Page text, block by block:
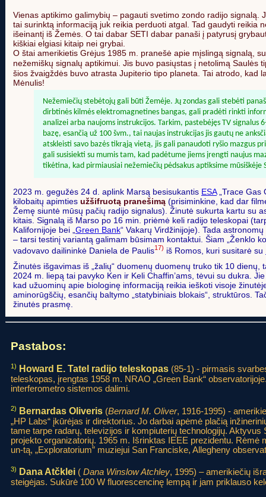
Vienas aptikimo galimybių – pagauti svetimo zondo radijo signalą.
tai surinktą informaciją juk reikia perduoti atgal. Tad gaudyti reikia
išeinantį iš Žemės. O tai dabar SETI dabar panaši į patyrusį
kiškiai elgiasi kitaip nei grybai.
O štai amerikietis Grėjus 1985 m. pranešė apie mįslingą signalą,
nežemiškų signalų aptikimui. Jis buvo pasiųstas į netolimą Saulės
šios žvaigždės buvo atrasta Jupiterio tipo planeta. Tai atrodo, kad
Mėnulis!
Nežemiečių stebėtojų gali būti Žemėje. Jų zondas gali stebėti
dirbtinės kilmės elektromagnetines bangas, gali pradėti rinkti
analizei arba naujoms instrukcijos. Tarkim, pastebėjęs TV signalus
bazę, esančią už 100 švm., tai naujas instrukcijas jis gautų ne
atskleisti savo bazės tikrąją vietą, jis gali panaudoti ryšio mazgus
gali susisiekti su mumis tam, kad padėtume jiems įrengti naujus
tikėtina, kad pirmiausiai nežemiečių pėdsakus aptiksime mūsiškėje
2023 m. gegužės 24 d. aplink Marsą besisukantis ESA„Trace Gas
kilobaitų apimties užšifruotą pranešimą (prisiminkine, kad dar
Žemę siuntė mūsų pačių radijo signalus). Žinutė sukurta kartu su
kitais. Signalą iš Marso po 16 min. priėmė keli radijo teleskopai
Kalifornijoje bei „ Green Bank“ Vakarų Virdžinijoje). Tada
– tarsi testinį variantą galimam būsimam kontaktui. Šiam „Ženklo
vadovavo dailininkė Daniela de Paulis17) iš Romos, kuri susitarė su
Žinutės išgavimas iš „žalių“ duomenų duomenų truko tik 10 dienų,
2024 m. liepą tai pavyko Ken ir Keli Chaffin’ams, tėvui su dukra.
kad užuominų apie biologinę informaciją reikia ieškoti visoje
aminorūgščių, esančių baltymo „statybiniais blokais“, struktūros.
žinutės prasmę.
Pastabos:
1) Howard E. Tatel radijo teleskopas (85-1) - pirmasis
teleskopas, įrengtas 1958 m. NRAO „Green Bank“
interferometro sistemos dalimi.
2) Bernardas Oliveris (Bernard M. Oliver, 1916-1995) -
„HP Labs“ įkūrėjas ir direktorius. Jo darbai apėmė plačią
tame tarpe radarų, televizijos ir kompiuterių technologijų. Aktyvus
projekto organizatorių. 1965 m. Išrinktas IEEE prezidentu. Rėmė
un-tą, „Exploratorium” muziejui San Franciske, Allegheny
3) Dana Atčklei ( Dana Winslow Atchley, 1995) – amerikiečių
steigėjas. Sukūrė 100 W fluorescencinę lempą ir jam priklauso